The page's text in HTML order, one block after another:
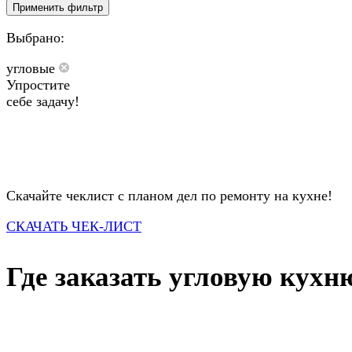
Применить фильтр
Выбрано:
угловые
Упростите
себе задачу!
Скачайте чеклист с планом дел по ремонту на кухне!
СКАЧАТЬ ЧЕК-ЛИСТ
Где заказать угловую